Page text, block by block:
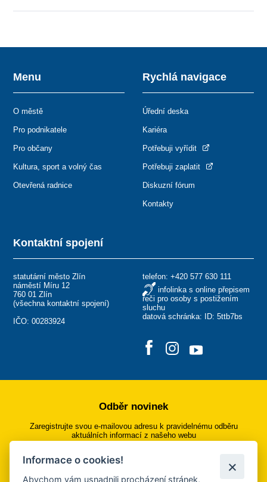
Kontaktní spojení
statutární město Zlín
náměstí Míru 12
760 01 Zlín
(všechna kontaktní spojení)
IČO: 00283924
telefon: +420 577 630 111
infolinka s online přepisem
řeči pro osoby s postižením
sluchu
datová schránka: ID: 5ttb7bs
Menu
O městě
Pro podnikatele
Pro občany
Kultura, sport a volný čas
Otevřená radnice
Rychlá navigace
Úřední deska
Kariéra
Potřebuji vyřídit
Potřebuji zaplatit
Diskuzní fórum
Kontakty
Odběr novinek
Zaregistrujte svou e-mailovou adresu k pravidelnému odběru
aktuálních informací z našeho webu
Přihlásit se k odběru
Informace o cookies!
Abychom vám usnadnili procházení stránek,